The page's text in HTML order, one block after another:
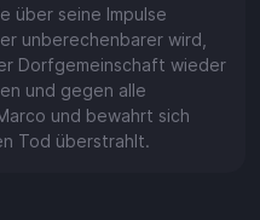
über seine Impulse
unberechenbarer wird,
Dorfgemeinschaft wieder
und gegen alle
und bewahrt sich
Tod überstrahlt.